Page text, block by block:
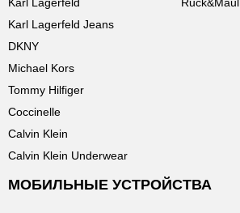
Karl Lagerfeld Jeans
DKNY
Michael Kors
Tommy Hilfiger
Coccinelle
Calvin Klein
Calvin Klein Underwear
МОБИЛЬНЫЕ УСТРОЙСТВА